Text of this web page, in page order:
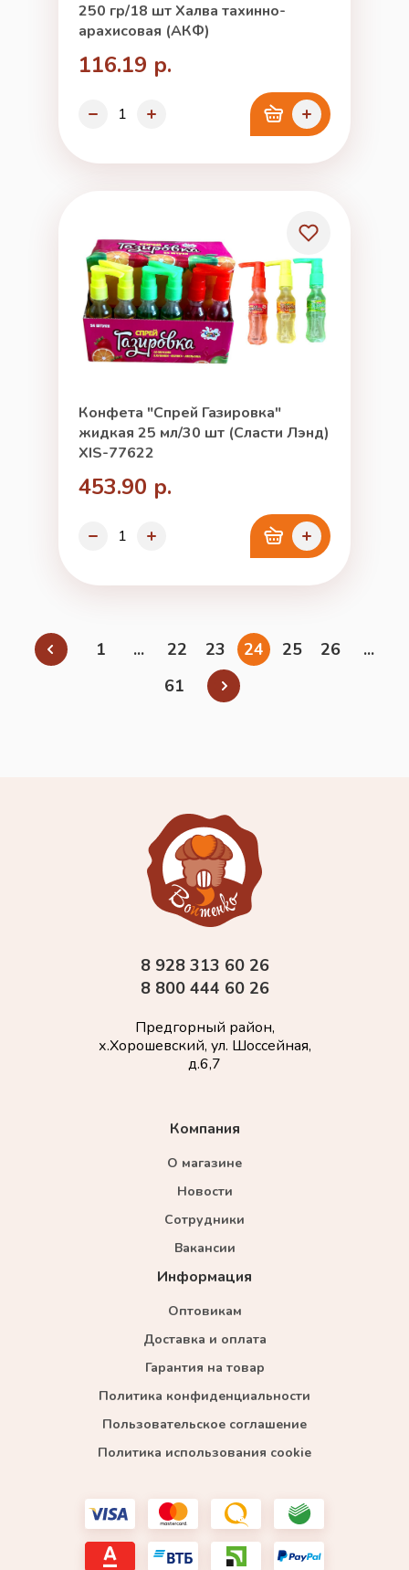
250 гр/18 шт Халва тахинно-
арахисовая (АКФ)
116.19 р.
Конфета "Спрей Газировка"
жидкая 25 мл/30 шт (Сласти Лэнд)
XIS-77622
453.90 р.
1 ... 22 23 24 25 26
...
61
Компания
О магазине
Новости
Сотрудники
Вакансии
Информация
Оптовикам
Доставка и оплата
Гарантия на товар
Политика конфиденциальности
Пользовательское соглашение
Политика использования cookie
8 928 313 60 26
8 800 444 60 26
Предгорный район,
х.Хорошевский, ул. Шоссейная,
д.6,7